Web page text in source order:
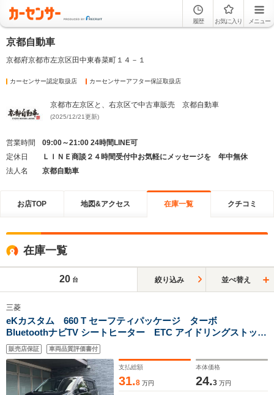
履歴 お気に入り メニュー
京都自動車
京都府京都市左京区田中東春菜町１４－１
カーセンサー認定取扱店 カーセンサーアフター保証取扱店
京都市左京区と、右京区で中古車販売 京都自動車
(2025/12/21更新)
営業時間
09:00～21:00 24時間LINE可
定休日
ＬＩＮＥ商談２４時間受付中お気軽にメッセージを 年中無休
法人名
京都自動車
お店TOP 地図&アクセス 在庫一覧 クチコミ
在庫一覧
20 台 絞り込み 並べ替え
三菱
eKカスタム 660 T セーフティパッケージ ターボ
BluetoothナビTV シートヒーター ETC アイドリングストッ
プ プッシュスタート スマートキー 全方位カメラ HID
社外14インチアルミ
販売店保証 車両品質評価書付
支払総額
31.8 万円
本体価格
24.3 万円